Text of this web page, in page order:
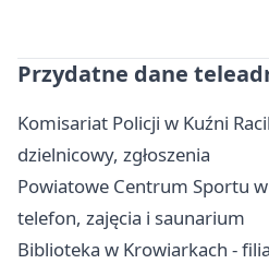
Przydatne dane
Komisariat Policji w Kuźni
dzielnicowy, zgłoszenia
Powiatowe Centrum Sportu
telefon, zajęcia i saunarium
Biblioteka w Krowiarkach -